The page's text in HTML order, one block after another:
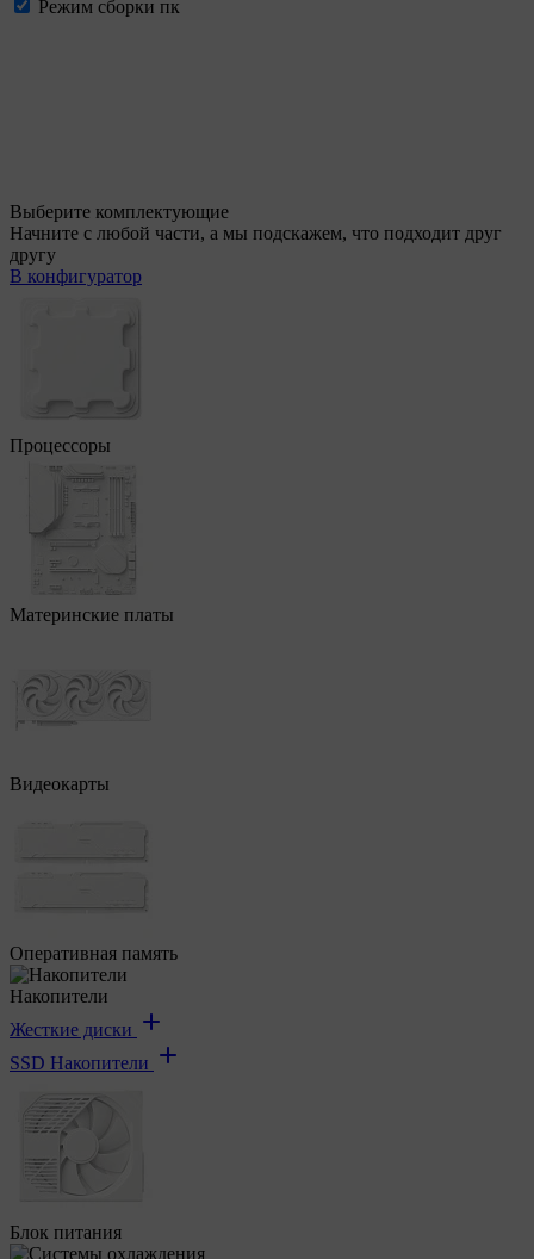
Режим сборки пк
Выберите комплектующие
Начните с любой части, а мы подскажем, что подходит друг
другу
В конфигуратор
Процессоры
Материнские платы
Видеокарты
Оперативная память
Накопители
Жесткие диски
SSD Накопители
Блок питания